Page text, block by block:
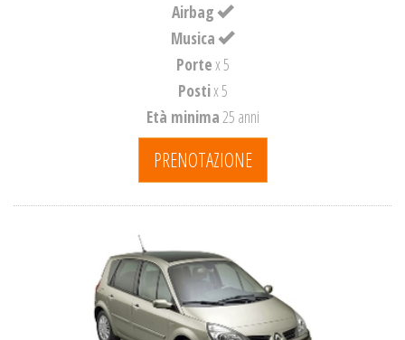
Airbag
Musica
Portex 5
Postix 5
Età minima25 anni
PRENOTAZIONE